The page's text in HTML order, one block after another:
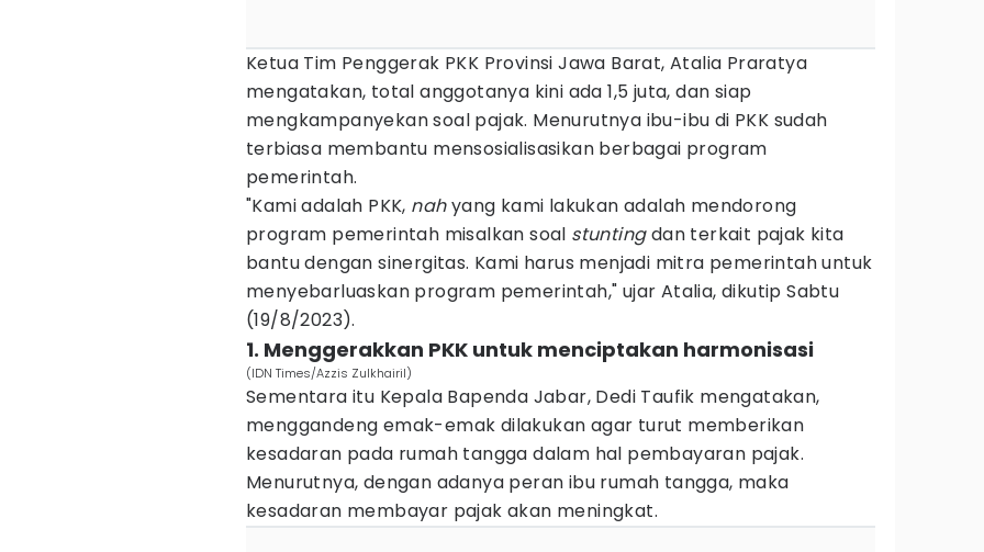
Ketua Tim Penggerak PKK Provinsi Jawa Barat, Atalia Praratya
mengatakan, total anggotanya kini ada 1,5 juta, dan siap
mengkampanyekan soal pajak. Menurutnya ibu-ibu di PKK sudah
terbiasa membantu mensosialisasikan berbagai program
pemerintah.
"Kami adalah PKK, nahyang kami lakukan adalah mendorong
program pemerintah misalkan soal stuntingdan terkait pajak kita
bantu dengan sinergitas. Kami harus menjadi mitra pemerintah untuk
menyebarluaskan program pemerintah," ujar Atalia, dikutip Sabtu
(19/8/2023).
1. Menggerakkan PKK untuk menciptakan harmonisasi
(IDN Times/Azzis Zulkhairil)
Sementara itu Kepala Bapenda Jabar, Dedi Taufik mengatakan,
menggandeng emak-emak dilakukan agar turut memberikan
kesadaran pada rumah tangga dalam hal pembayaran pajak.
Menurutnya, dengan adanya peran ibu rumah tangga, maka
kesadaran membayar pajak akan meningkat.